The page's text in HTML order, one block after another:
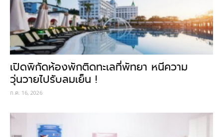
เปิดพิกัดห้องพักติดทะเลที่พัทยา หนีความ
วุ่นวายไปรับลมเย็น !
ก.ค. 16, 2026